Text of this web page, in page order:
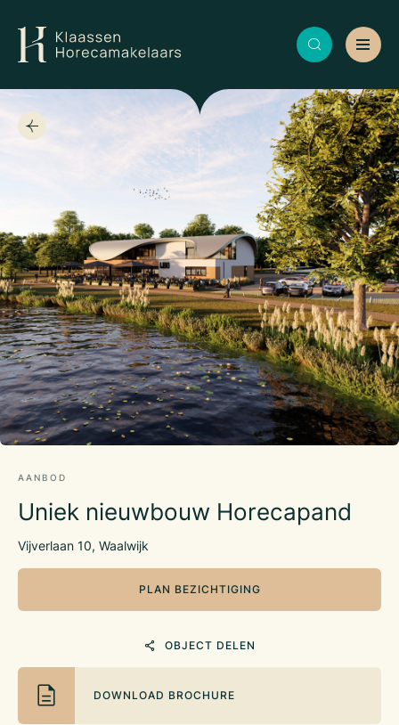
AANBOD
Uniek nieuwbouw Horecapand
Vijverlaan 10, Waalwijk
PLAN BEZICHTIGING
OBJECT DELEN
DOWNLOAD BROCHURE